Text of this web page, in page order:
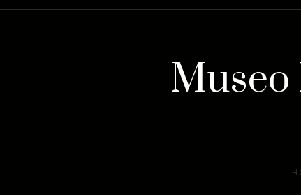
Museo